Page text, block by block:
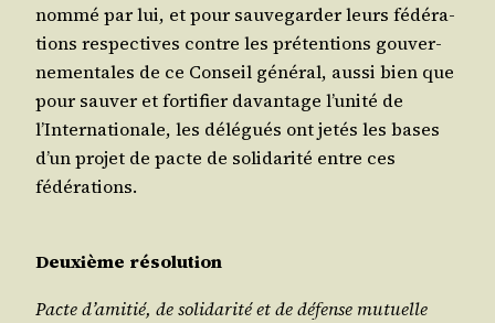
nom­mé par lui, et pour sau­ve­gar­der leurs fédé­ra­
tions res­pec­tives contre les pré­ten­tions gou­ver­
ne­men­tales de ce Conseil géné­ral, aus­si bien que
pour sau­ver et for­ti­fier davan­tage l’unité de
l’Internationale, les délé­gués ont jetés les bases
d’un pro­jet de pacte de soli­da­ri­té entre ces
fédérations.
Deuxième réso­lu­tion
Pacte d’amitié, de soli­da­ri­té et de défense mutuelle